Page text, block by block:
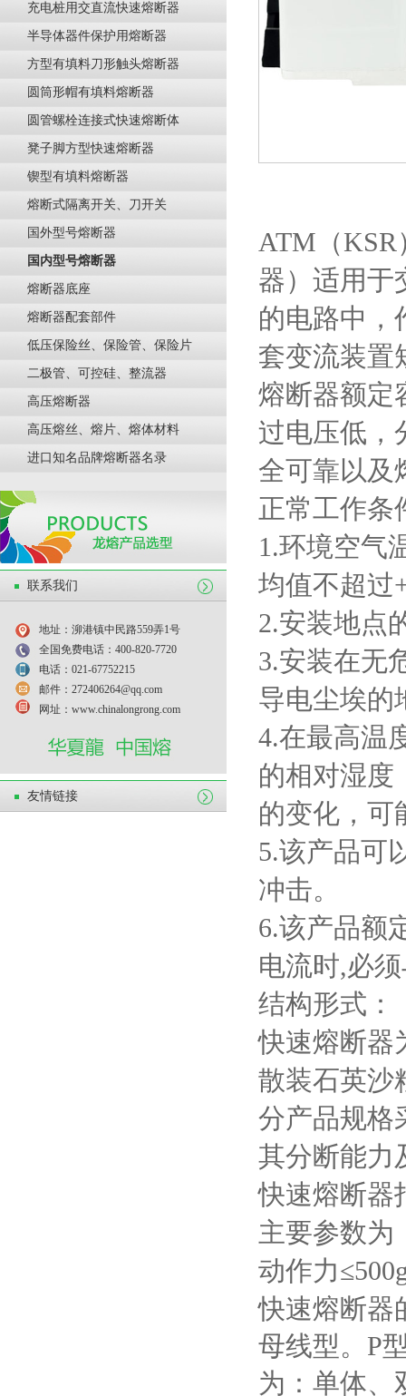
充电桩用交直流快速熔断器
半导体器件保护用熔断器
方型有填料刀形触头熔断器
圆筒形帽有填料熔断器
圆管螺栓连接式快速熔断体
凳子脚方型快速熔断器
锲型有填料熔断器
熔断式隔离开关、刀开关
国外型号熔断器
国内型号熔断器
熔断器底座
熔断器配套部件
低压保险丝、保险管、保险片
二极管、可控硅、整流器
高压熔断器
高压熔丝、熔片、熔体材料
进口知名品牌熔断器名录
联系我们
地址：泖港镇中民路559弄1号
全国免费电话：400-820-7720
电话：021-67752215
邮件：272406264@qq.com
网址：www.chinalongrong.com
友情链接
ATM（KSR
器）适用于
的电路中，
套变流装置
熔断器额定
过电压低，
全可靠以及
正常工作条
1.环境空气
均值不超过
2.安装地点
3.安装在无
导电尘埃的
4.在最高温
的相对湿度
的变化，可
5.该产品可
冲击。
6.该产品额
电流时,必
结构形式：
快速熔断器
散装石英沙
分产品规格
其分断能力
快速熔断器
主要参数为
动作力≤
快速熔断器
母线型。 P
为：单体、